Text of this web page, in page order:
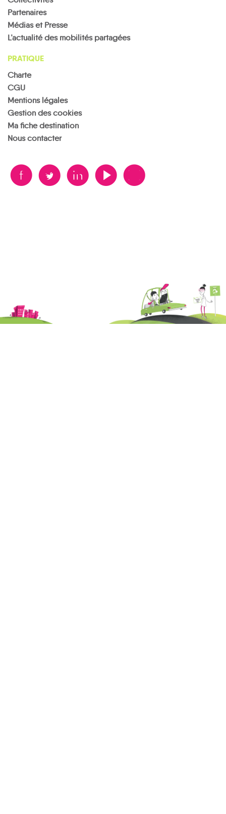
Partenaires
Médias et Presse
L’actualité des mobilités partagées
PRATIQUE
Charte
CGU
Mentions légales
Gestion des cookies
Ma fiche destination
Nous contacter
B A D F V